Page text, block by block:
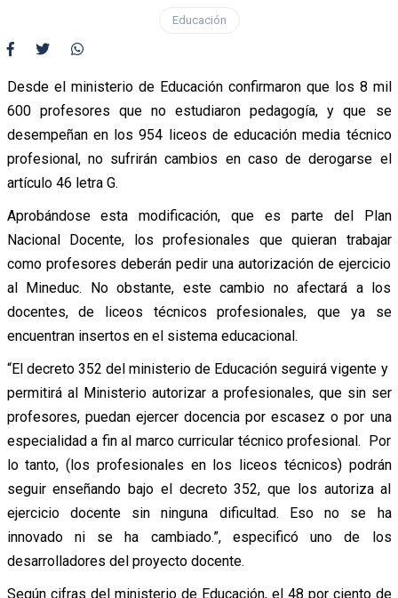
Educación
Desde el ministerio de Educación confirmaron que los 8 mil
600 profesores que no estudiaron pedagogía, y que se
desempeñan en los 954 liceos de educación media técnico
profesional, no sufrirán cambios en caso de derogarse el
artículo 46 letra G.
Aprobándose esta modificación, que es parte del Plan
Nacional Docente, los profesionales que quieran trabajar
como profesores deberán pedir una autorización de ejercicio
al Mineduc. No obstante, este cambio no afectará a los
docentes, de liceos técnicos profesionales, que ya se
encuentran insertos en el sistema educacional.
“El decreto 352 del ministerio de Educación seguirá vigente y
permitirá al Ministerio autorizar a profesionales, que sin ser
profesores, puedan ejercer docencia por escasez o por una
especialidad a fin al marco curricular técnico profesional. Por
lo tanto, (los profesionales en los liceos técnicos) podrán
seguir enseñando bajo el decreto 352, que los autoriza al
ejercicio docente sin ninguna dificultad. Eso no se ha
innovado ni se ha cambiado.”, especificó uno de los
desarrolladores del proyecto docente.
Según cifras del ministerio de Educación, el 48 por ciento de